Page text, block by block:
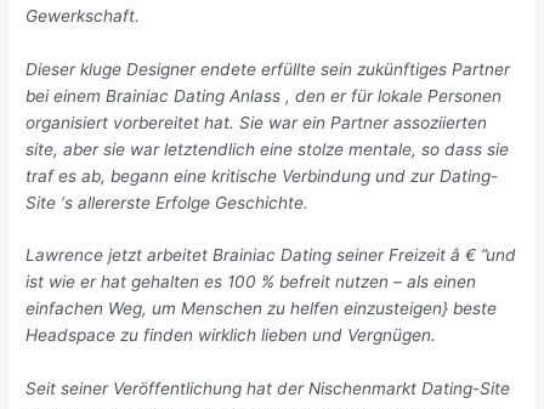
Gewerkschaft.
Dieser kluge Designer endete erfüllte sein zukünftiges Partner
bei einem Brainiac Dating Anlass , den er für lokale Personen
organisiert vorbereitet hat. Sie war ein Partner assoziierten
site, aber sie war letztendlich eine stolze mentale, so dass sie
traf es ab, begann eine kritische Verbindung und zur Dating-
Site ‘s allererste Erfolge Geschichte.
Lawrence jetzt arbeitet Brainiac Dating seiner Freizeit â € ”und
ist wie er hat gehalten es 100 % befreit nutzen – als einen
einfachen Weg, um Menschen zu helfen einzusteigen} beste
Headspace zu finden wirklich lieben und Vergnügen.
Seit seiner Veröffentlichung hat der Nischenmarkt Dating-Site